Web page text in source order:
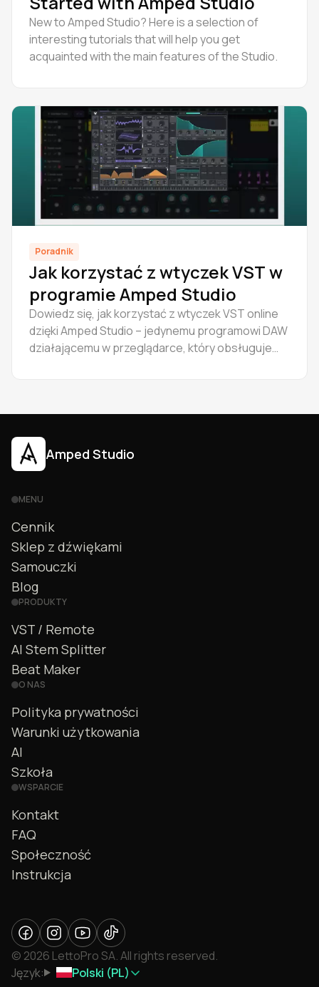
New to Amped Studio? Here is a selection of
interesting tutorials that will help you get
acquainted with the main features of the Studio.
Poradnik
Jak korzystać z wtyczek VST w
programie Amped Studio
Dowiedz się, jak korzystać z wtyczek VST online
dzięki Amped Studio – jedynemu programowi DAW
działającemu w przeglądarce, który obsługuje
Amped Studio
MENU
Cennik
Sklep z dźwiękami
Samouczki
Blog
PRODUKTY
VST / Remote
AI Stem Splitter
Beat Maker
O NAS
Polityka prywatności
Warunki użytkowania
AI
Szkoła
WSPARCIE
Kontakt
FAQ
Społeczność
Instrukcja
© 2026 LettoPro SA. All rights reserved.
Język:
Polski (PL)